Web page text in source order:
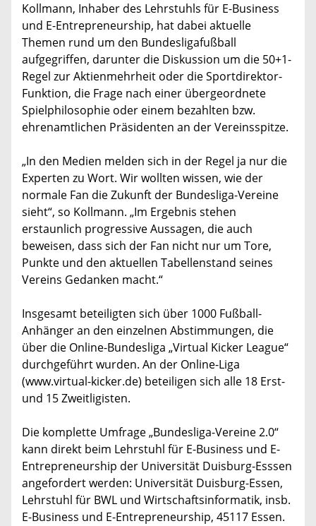
Kollmann, Inhaber des Lehrstuhls für E-Business
und E-Entrepreneurship, hat dabei aktuelle
Themen rund um den Bundesligafußball
aufgegriffen, darunter die Diskussion um die 50+1-
Regel zur Aktienmehrheit oder die Sportdirektor-
Funktion, die Frage nach einer übergeordnete
Spielphilosophie oder einem bezahlten bzw.
ehrenamtlichen Präsidenten an der Vereinsspitze.
„In den Medien melden sich in der Regel ja nur die
Experten zu Wort. Wir wollten wissen, wie der
normale Fan die Zukunft der Bundesliga-Vereine
sieht“, so Kollmann. „Im Ergebnis stehen
erstaunlich progressive Aussagen, die auch
beweisen, dass sich der Fan nicht nur um Tore,
Punkte und den aktuellen Tabellenstand seines
Vereins Gedanken macht.“
Insgesamt beteiligten sich über 1000 Fußball-
Anhänger an den einzelnen Abstimmungen, die
über die Online-Bundesliga „Virtual Kicker League“
durchgeführt wurden. An der Online-Liga
(www.virtual-kicker.de) beteiligen sich alle 18 Erst-
und 15 Zweitligisten.
Die komplette Umfrage „Bundesliga-Vereine 2.0“
kann direkt beim Lehrstuhl für E-Business und E-
Entrepreneurship der Universität Duisburg-Esssen
angefordert werden: Universität Duisburg-Essen,
Lehrstuhl für BWL und Wirtschaftsinformatik, insb.
E-Business und E-Entrepreneurship, 45117 Essen.